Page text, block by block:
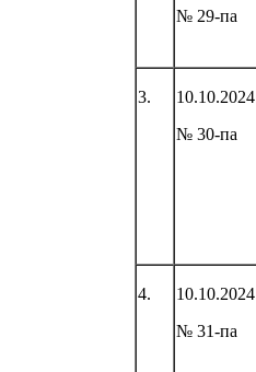
№ 29-па
3.
10.10.2024
№ 30-па
4.
10.10.2024
№ 31-па